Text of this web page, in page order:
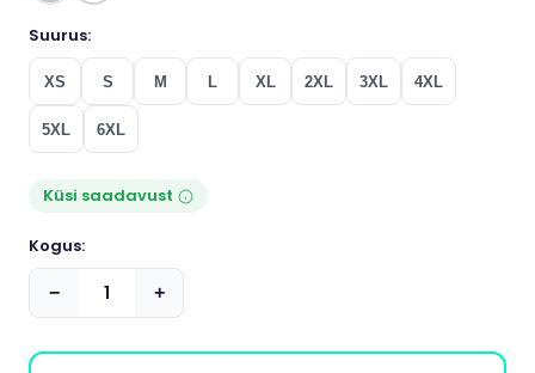
Suurus:
XS S M L XL 2XL 3XL 4XL
5XL 6XL
Küsi saadavust
Kogus:
− +